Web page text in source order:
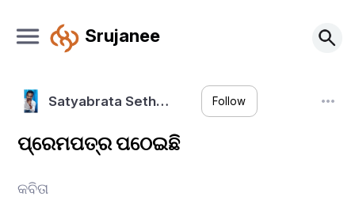
Srujanee
Satyabrata Seth… Follow
ପ୍ରେମପତ୍ର ପଠେଇଛି
କବିତା